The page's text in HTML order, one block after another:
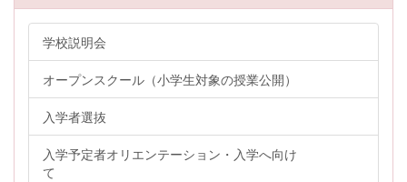
学校説明会
オープンスクール（小学生対象の授業公開）
入学者選抜
入学予定者オリエンテーション・入学へ向け
て